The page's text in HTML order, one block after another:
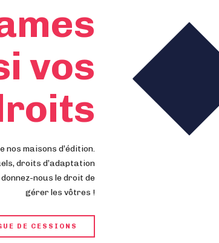
vos
nos maisons d’édition.
droits d’adaptation
nous le droit de
gérer les vôtres !
DE CESSIONS